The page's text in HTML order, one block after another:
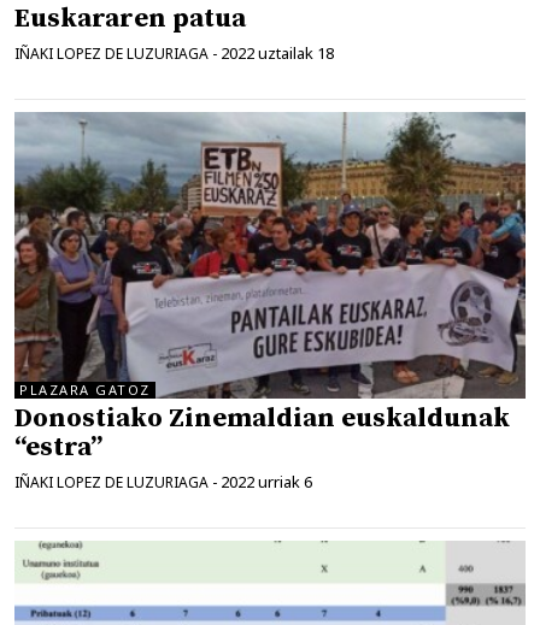
Euskararen patua
IÑAKI LOPEZ DE LUZURIAGA - 2022 uztailak 18
PLAZARA GATOZ
Donostiako Zinemaldian euskaldunak
“estra”
IÑAKI LOPEZ DE LUZURIAGA - 2022 urriak 6